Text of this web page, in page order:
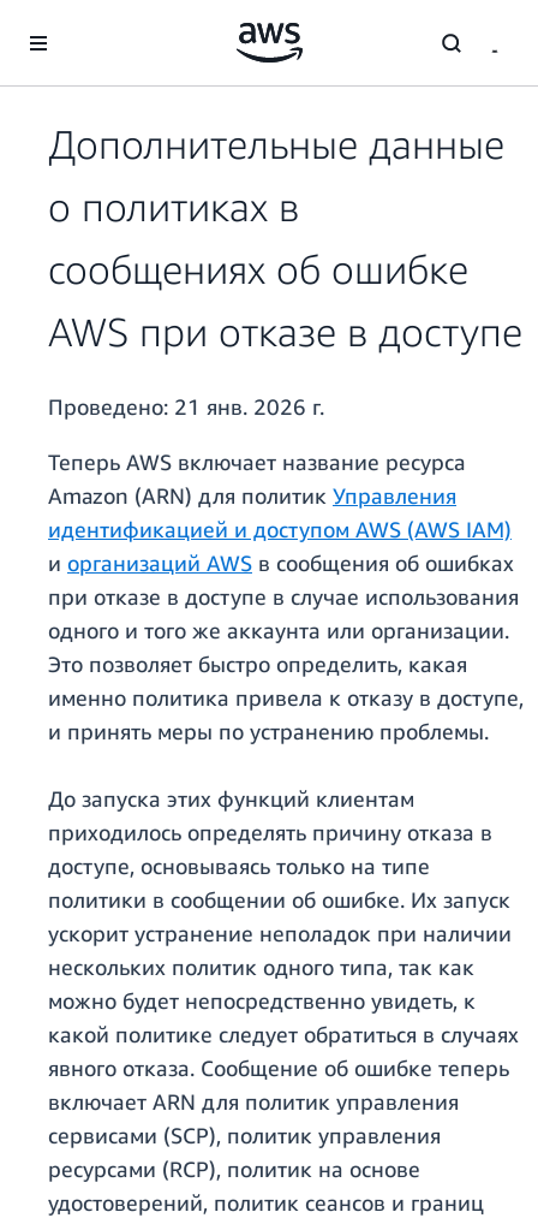
Перейти к главному контенту
Дополнительные данные
о политиках в
сообщениях об ошибке
AWS при отказе в доступе
Проведено: 21 янв. 2026 г.
Теперь AWS включает название ресурса
Amazon (ARN) для политик Управления
идентификацией и доступом AWS (AWS IAM)
и организаций AWS в сообщения об ошибках
при отказе в доступе в случае использования
одного и того же аккаунта или организации.
Это позволяет быстро определить, какая
именно политика привела к отказу в доступе,
и принять меры по устранению проблемы.
До запуска этих функций клиентам
приходилось определять причину отказа в
доступе, основываясь только на типе
политики в сообщении об ошибке. Их запуск
ускорит устранение неполадок при наличии
нескольких политик одного типа, так как
можно будет непосредственно увидеть, к
какой политике следует обратиться в случаях
явного отказа. Сообщение об ошибке теперь
включает ARN для политик управления
сервисами (SCP), политик управления
ресурсами (RCP), политик на основе
удостоверений, политик сеансов и границ